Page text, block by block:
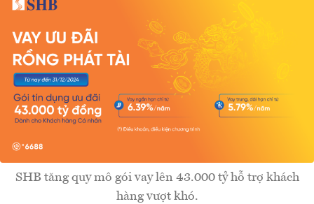
SHB tăng quy mô gói vay lên 43.000 tỷ hỗ trợ khách
hàng vượt khó.